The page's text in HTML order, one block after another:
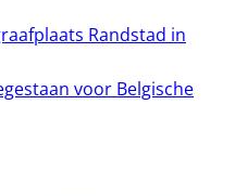
Randstad in
voor Belgische